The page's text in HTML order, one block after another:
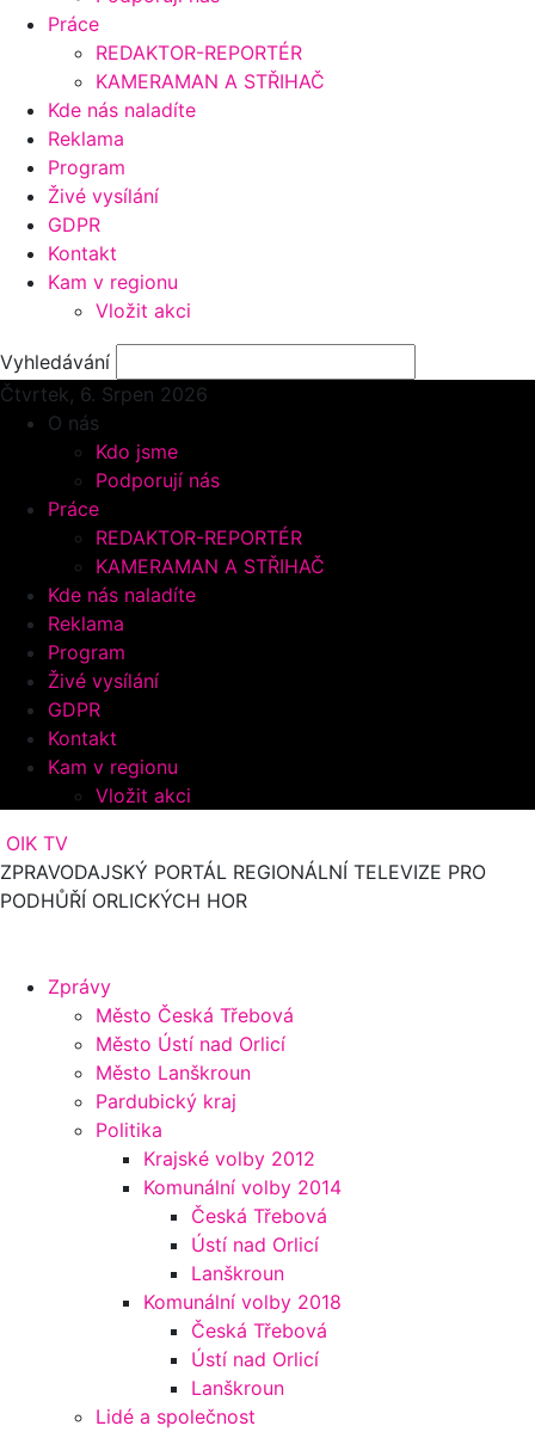
Práce
REDAKTOR-REPORTÉR
KAMERAMAN A STŘIHAČ
Kde nás naladíte
Reklama
Program
Živé vysílání
GDPR
Kontakt
Kam v regionu
Vložit akci
Vyhledávání
Čtvrtek, 6. Srpen 2026
O nás
Kdo jsme
Podporují nás
Práce
REDAKTOR-REPORTÉR
KAMERAMAN A STŘIHAČ
Kde nás naladíte
Reklama
Program
Živé vysílání
GDPR
Kontakt
Kam v regionu
Vložit akci
OIK TV
ZPRAVODAJSKÝ PORTÁL REGIONÁLNÍ TELEVIZE PRO
PODHŮŘÍ ORLICKÝCH HOR
Zprávy
Město Česká Třebová
Město Ústí nad Orlicí
Město Lanškroun
Pardubický kraj
Politika
Krajské volby 2012
Komunální volby 2014
Česká Třebová
Ústí nad Orlicí
Lanškroun
Komunální volby 2018
Česká Třebová
Ústí nad Orlicí
Lanškroun
Lidé a společnost